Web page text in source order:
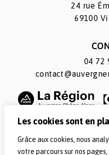
Les cookies sont en
Grâce aux cookies, nous
votre parcours sur nos
24 rue
69100
04 72